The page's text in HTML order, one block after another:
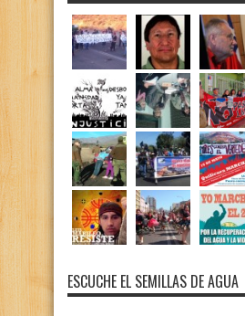
ESCUCHE EL SEMILLAS DE AGUA